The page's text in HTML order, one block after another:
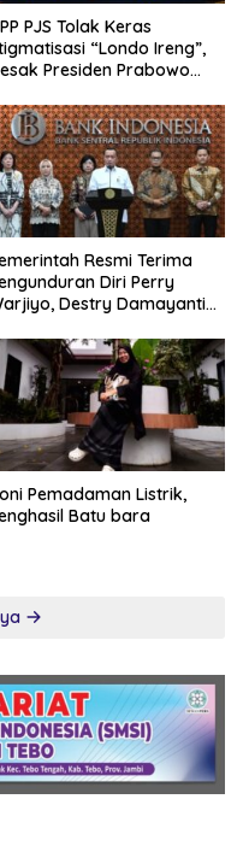
PJS Tolak Keras
“Londo Ireng”,
Presiden Prabowo
Resmi Terima
Diri Perry
Destry Damayanti
Pemadaman Listrik,
Batu bara